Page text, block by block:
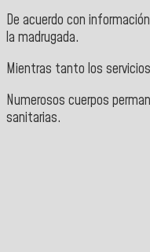
De acuerdo con
la madrugada.
Mientras tanto los
Numerosos cuerpos
sanitarias.